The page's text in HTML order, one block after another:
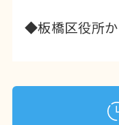
◆板橋区役所